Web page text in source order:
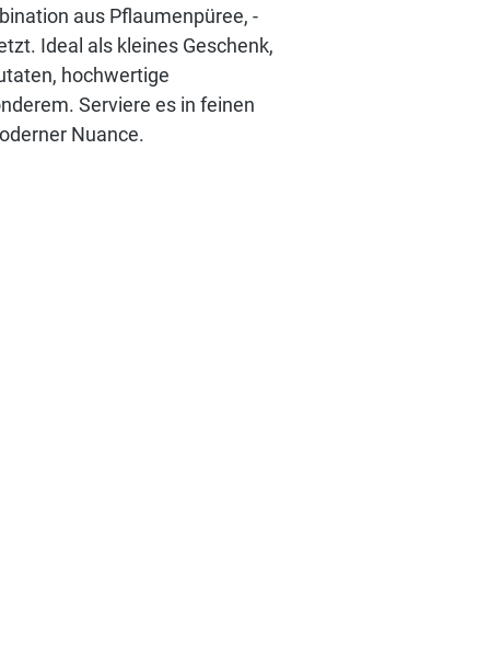
aus Pflaumenpüree, -
Ideal als kleines Geschenk,
hochwertige
Serviere es in feinen
Nuance.